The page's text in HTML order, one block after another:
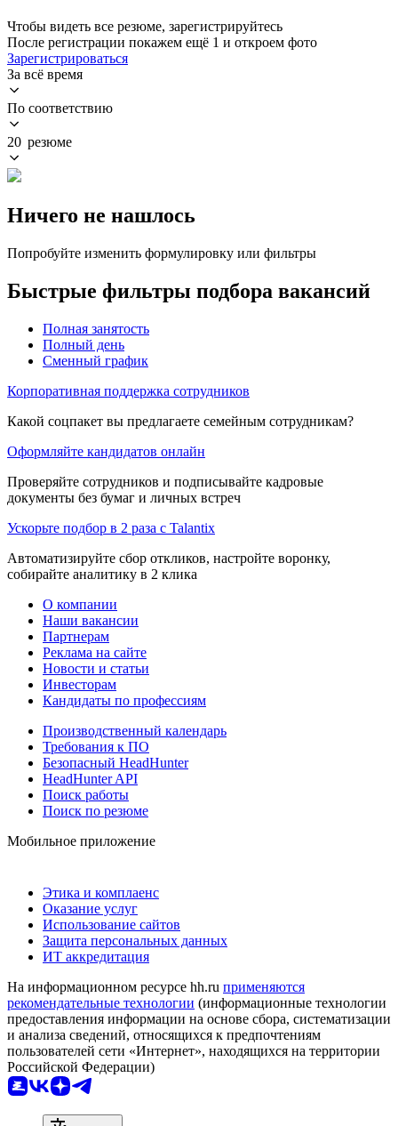
Чтобы видеть все резюме, зарегистрируйтесь
После регистрации покажем ещё 1 и откроем фото
Зарегистрироваться
За всё время
По соответствию
20 резюме
Ничего не нашлось
Попробуйте изменить формулировку или фильтры
Быстрые фильтры подбора вакансий
Полная занятость
Полный день
Сменный график
Корпоративная поддержка сотрудников
Какой соцпакет вы предлагаете семейным сотрудникам?
Оформляйте кандидатов онлайн
Проверяйте сотрудников и подписывайте кадровые
документы без бумаг и личных встреч
Ускорьте подбор в 2 раза с Talantix
Автоматизируйте сбор откликов, настройте воронку,
собирайте аналитику в 2 клика
О компании
Наши вакансии
Партнерам
Реклама на сайте
Новости и статьи
Инвесторам
Кандидаты по профессиям
Производственный календарь
Требования к ПО
Безопасный HeadHunter
HeadHunter API
Поиск работы
Поиск по резюме
Мобильное приложение
Этика и комплаенс
Оказание услуг
Использование сайтов
Защита персональных данных
ИТ аккредитация
На информационном ресурсе hh.ru применяются
рекомендательные технологии (информационные технологии
предоставления информации на основе сбора, систематизации
и анализа сведений, относящихся к предпочтениям
пользователей сети «Интернет», находящихся на территории
Российской Федерации)